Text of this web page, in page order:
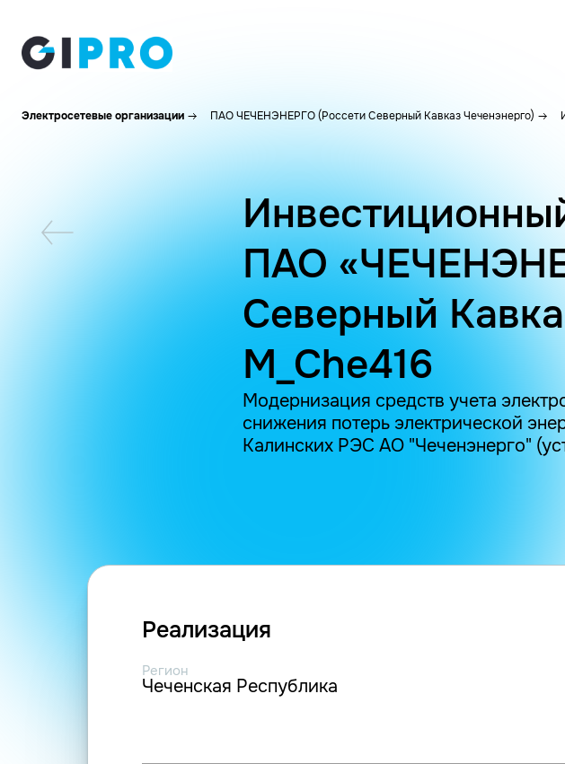
Электросетевые организации ПАО ЧЕЧЕНЭНЕРГО (Россети Северный Кавказ Чеченэнерго)
ПАО
Северный
M_Che416
Модернизация средств учета
снижения потерь электрической
Калинских РЭС АО "Чеченэнерго"
Реализация
Регион
Чеченская Республика